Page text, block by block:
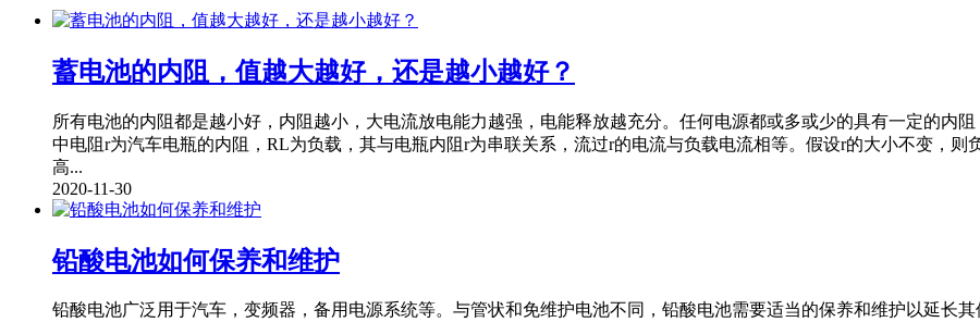
蓄电池的内阻，值越大越好，还是越小越好？
所有电池的内阻都是越小好，内阻越小，大电流放电能力越强，电能释放越充分。任何电源都或多或少的具有一定的内
中电阻r为汽车电瓶的内阻，RL为负载，其与电瓶内阻r为串联关系，流过r的电流与负载电流相等。假设r的大小不变，
高...
2020-11-30
铅酸电池如何保养和维护
铅酸电池广泛用于汽车，变频器，备用电源系统等。与管状和免维护电池不同，铅酸电池需要适当的保养和维护以延长